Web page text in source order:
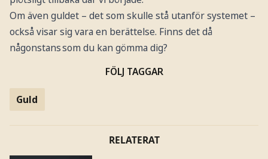
Om även guldet – det som skulle stå utanför systemet –
också visar sig vara en berättelse. Finns det då
någonstans som du kan gömma dig?
FÖLJ TAGGAR
Guld
RELATERAT